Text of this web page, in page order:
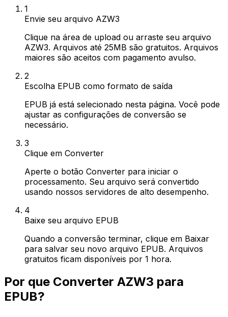
1
Envie seu arquivo AZW3
Clique na área de upload ou arraste seu arquivo
AZW3. Arquivos até 25MB são gratuitos. Arquivos
maiores são aceitos com pagamento avulso.
2
Escolha EPUB como formato de saída
EPUB já está selecionado nesta página. Você pode
ajustar as configurações de conversão se
necessário.
3
Clique em Converter
Aperte o botão Converter para iniciar o
processamento. Seu arquivo será convertido
usando nossos servidores de alto desempenho.
4
Baixe seu arquivo EPUB
Quando a conversão terminar, clique em Baixar
para salvar seu novo arquivo EPUB. Arquivos
gratuitos ficam disponíveis por 1 hora.
Por que Converter AZW3 para
EPUB?